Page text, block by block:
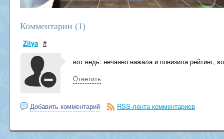
Комментарии (1)
Zilya #
вот ведь: нечаяно нажала и понизила рейтинг,
Ответить
Добавить комментарий RSS-лента комментариев